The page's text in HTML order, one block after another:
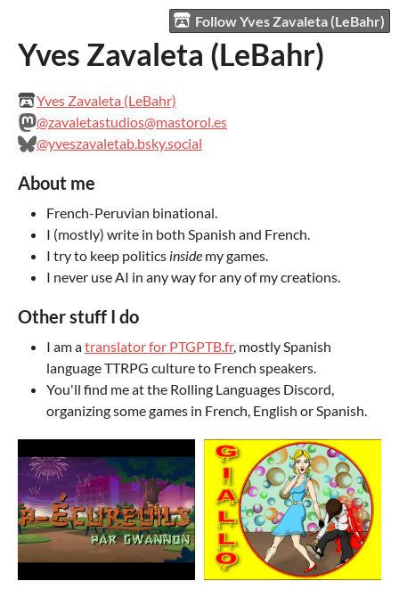
Follow Yves Zavaleta (LeBahr)
Yves Zavaleta (LeBahr)
Yves Zavaleta (LeBahr)
@zavaletastudios@mastorol.es
@yveszavaletab.bsky.social
About me
French-Peruvian binational.
I (mostly) write in both Spanish and French.
I try to keep politics inside my games.
I never use AI in any way for any of my creations.
Other stuff I do
I am atranslator for PTGPTB.fr, mostly Spanish
language TTRPG culture to French speakers.
You'll find me at the Rolling Languages Discord,
organizing some games in French, English or Spanish.